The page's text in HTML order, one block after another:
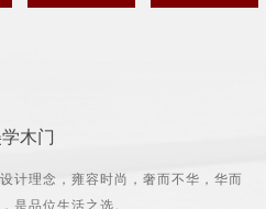
木门
理念，雍容时尚，奢而不华，华而
是品位生活之选。